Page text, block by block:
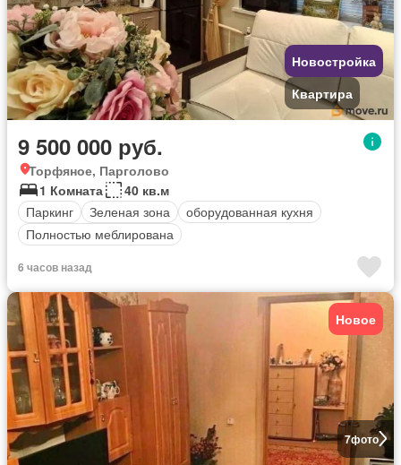
Новостройка
Квартира
9 500 000 руб.
Торфяное, Парголово
1 Комната
40 кв.м
Паркинг
Зеленая зона
оборудованная кухня
Полностью меблирована
6 часов назад
7фото
Новое